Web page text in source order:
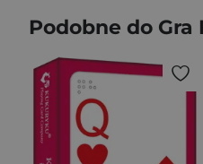
Podobne do Gra